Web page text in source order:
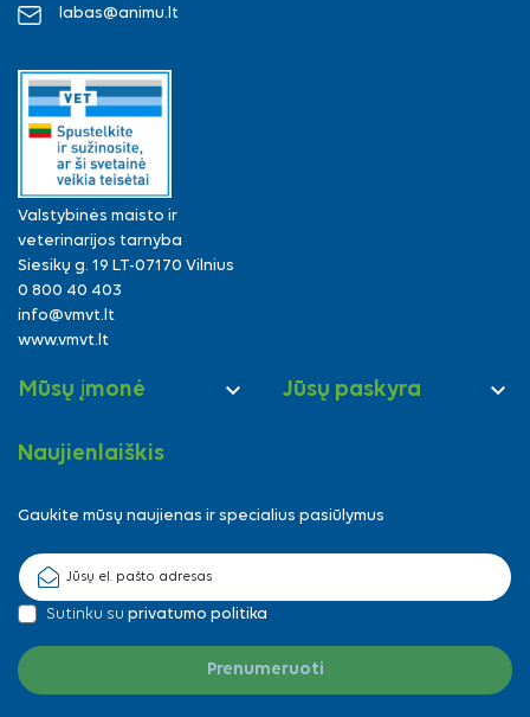
labas@animu.lt
Valstybinės maisto ir
veterinarijos tarnyba
Siesikų g. 19 LT-07170 Vilnius
0 800 40 403
info@vmvt.lt
www.vmvt.lt
Mūsų įmonė  Jūsų paskyra 
Naujienlaiškis
Gaukite mūsų naujienas ir specialius pasiūlymus
Sutinku su privatumo politika